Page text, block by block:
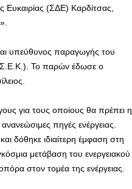
Ευκαιρίας (ΣΔΕ) Καρδίτσας,
».
υπεύθυνος παραγωγής του
Το παρών έδωσε ο
για τους οποίους θα πρέπει η
πηγές ενέργειας.
δόθηκε ιδιαίτερη έμφαση στη
μετάβαση του ενεργειακού
στον τομέα της ενέργειας.